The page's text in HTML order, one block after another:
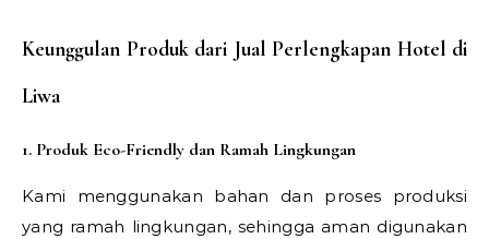
Keunggulan Produk dari Jual Perlengkapan Hotel di
Liwa
1. Produk Eco-Friendly dan Ramah Lingkungan
Kami menggunakan bahan dan proses produksi
yang ramah lingkungan, sehingga aman digunakan